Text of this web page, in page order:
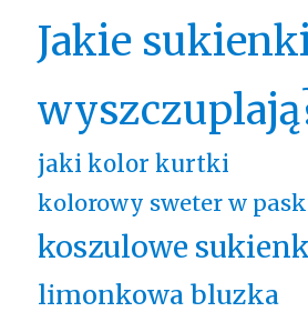
Jakie
jaki kolor kurtki
kolorowy sweter w
koszulowe
limonkowa bluzka